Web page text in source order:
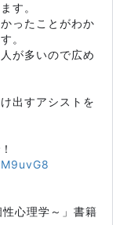
す。
ったことがわか
。
が多いので広め
出すアシストを
心理学～」書籍